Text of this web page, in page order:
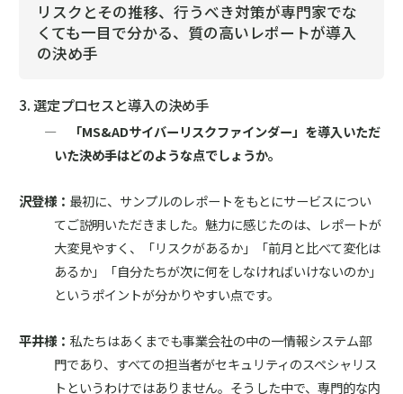
リスクとその推移、行うべき対策が専門家でな
くても一目で分かる、質の高いレポートが導入
の決め手
3. 選定プロセスと導入の決め手
― 「MS&ADサイバーリスクファインダー」を導入いただ
いた決め手はどのような点でしょうか。
沢登様： 最初に、サンプルのレポートをもとにサービスについ
てご説明いただきました。魅力に感じたのは、レポートが
大変見やすく、「リスクがあるか」「前月と比べて変化は
あるか」「自分たちが次に何をしなければいけないのか」
というポイントが分かりやすい点です。
平井様： 私たちはあくまでも事業会社の中の一情報システム部
門であり、すべての担当者がセキュリティのスペシャリス
トというわけではありません。そうした中で、専門的な内